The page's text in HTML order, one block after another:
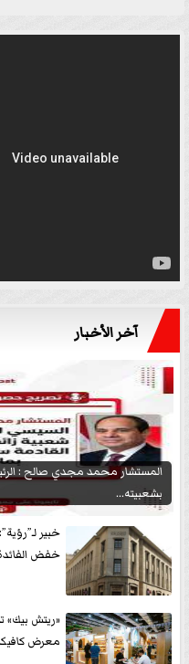
آخر الأخبار
المستشار محمد مجدي صالح :
بشعبيته...
خبير
خفض
«ريتش بيك»
معرض كافيكس2026 وتطرح 10